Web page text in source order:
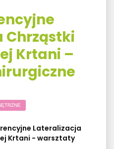
Chrząstki
Krtani –
Lateralizacja
Krtani - warsztaty